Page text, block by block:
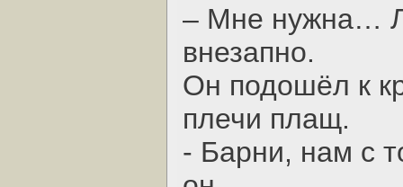
– Мне нужна…
внезапно.
Он подошёл к
плечи плащ.
- Барни, нам с